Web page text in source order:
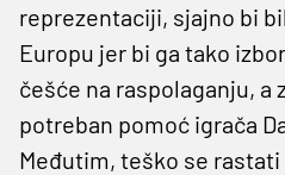
reprezentaciji, sjajno bi
Europu jer bi ga tako
češće na raspolaganju, a
potreban pomoć igrača
Međutim, teško se rastati